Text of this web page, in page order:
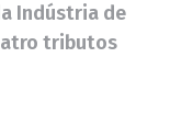
Indústria de
tributos